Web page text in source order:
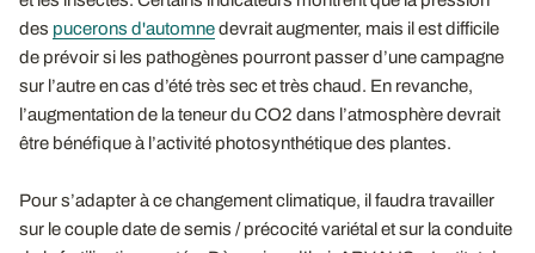
des pucerons d'automnedevrait augmenter, mais il est difficile
de prévoir si les pathogènes pourront passer d’une campagne
sur l’autre en cas d’été très sec et très chaud. En revanche,
l’augmentation de la teneur du CO2 dans l’atmosphère devrait
être bénéfique à l’activité photosynthétique des plantes.
Pour s’adapter à ce changement climatique, il faudra travailler
sur le couple date de semis / précocité variétal et sur la conduite